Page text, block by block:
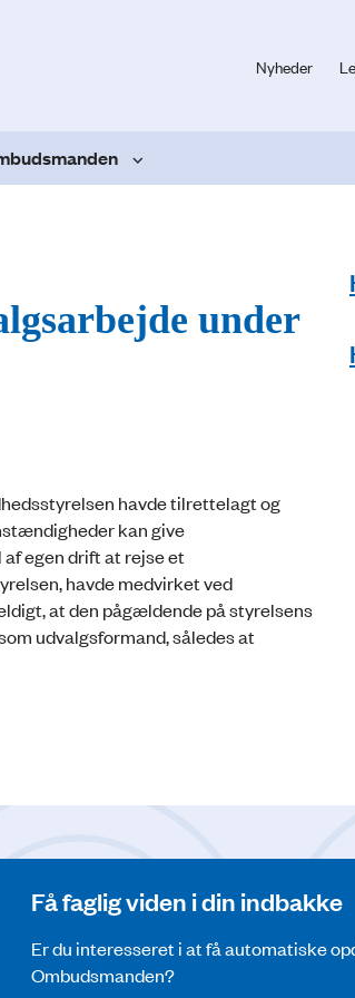
Nyheder
under
havde tilrettelagt og
kan give
egen drift at rejse et
havde medvirket ved
at den pågældende på styrelsens
udvalgsformand, således at
Få faglig viden i din indbakke
Er du interesseret i at få automatiske
Ombudsmanden?